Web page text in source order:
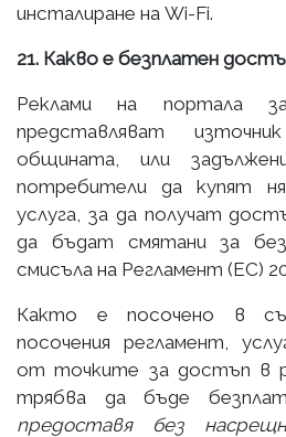
инсталиране на Wi-Fi.
21. Какво е безплатен
Реклами на портала
представляват
общината, или
потребители да купят
услуга, за да получат
да бъдат смятани за
смисъла на Регламент (ЕС)
Както е посочено в
посочения регламент,
от точките за достъп в
трябва да бъде
предоставя без